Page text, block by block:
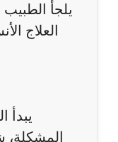
العلاج
المشكلة،